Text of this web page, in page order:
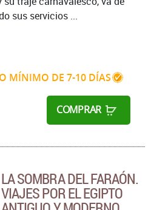
MÍNIMO DE 7-10 DÍAS
COMPRAR
sus servicios ...
LA SOMBRA DEL FARAÓN.
VIAJES POR EL EGIPTO